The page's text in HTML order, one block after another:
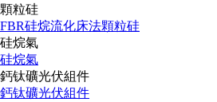
顆粒硅
FBR硅烷流化床法顆粒硅
硅烷氣
硅烷氣
鈣钛礦光伏組件
鈣钛礦光伏組件